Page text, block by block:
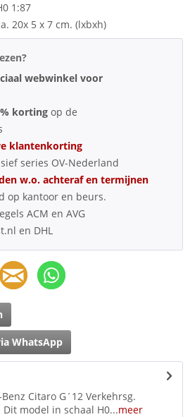
1:87
20x 5 x 7 cm. (lxbxh)
webwinkel voor
korting op de
klantenkorting
series OV-Nederland
w.o. achteraf en termijnen
op kantoor en beurs.
ACM en AVG
en DHL
WhatsApp
Citaro G´12 Verkehrsg.
model in schaal H0...meer